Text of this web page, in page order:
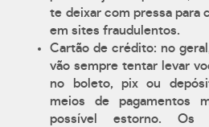
te deixar com pressa para
em sites fraudulentos.
Cartão de crédito: no
vão sempre tentar levar
no boleto, pix ou
meios de pagamentos
possível estorno. Os